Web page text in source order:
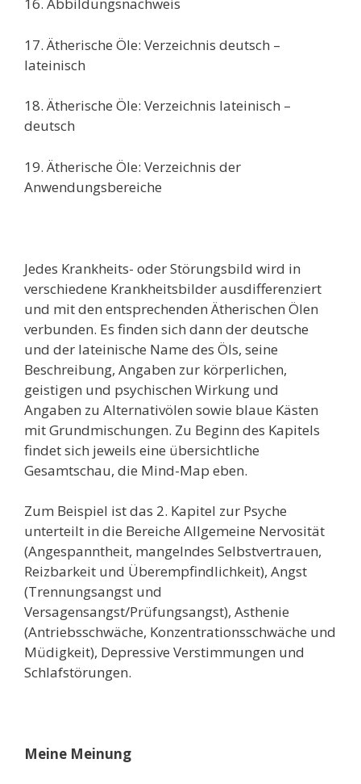
16. Abbildungsnachweis
17. Ätherische Öle: Verzeichnis deutsch –
lateinisch
18. Ätherische Öle: Verzeichnis lateinisch –
deutsch
19. Ätherische Öle: Verzeichnis der
Anwendungsbereiche
Jedes Krankheits- oder Störungsbild wird in
verschiedene Krankheitsbilder ausdifferenziert
und mit den entsprechenden Ätherischen Ölen
verbunden. Es finden sich dann der deutsche
und der lateinische Name des Öls, seine
Beschreibung, Angaben zur körperlichen,
geistigen und psychischen Wirkung und
Angaben zu Alternativölen sowie blaue Kästen
mit Grundmischungen. Zu Beginn des Kapitels
findet sich jeweils eine übersichtliche
Gesamtschau, die Mind-Map eben.
Zum Beispiel ist das 2. Kapitel zur Psyche
unterteilt in die Bereiche Allgemeine Nervosität
(Angespanntheit, mangelndes Selbstvertrauen,
Reizbarkeit und Überempfindlichkeit), Angst
(Trennungsangst und
Versagensangst/Prüfungsangst), Asthenie
(Antriebsschwäche, Konzentrationsschwäche und
Müdigkeit), Depressive Verstimmungen und
Schlafstörungen.
Meine Meinung